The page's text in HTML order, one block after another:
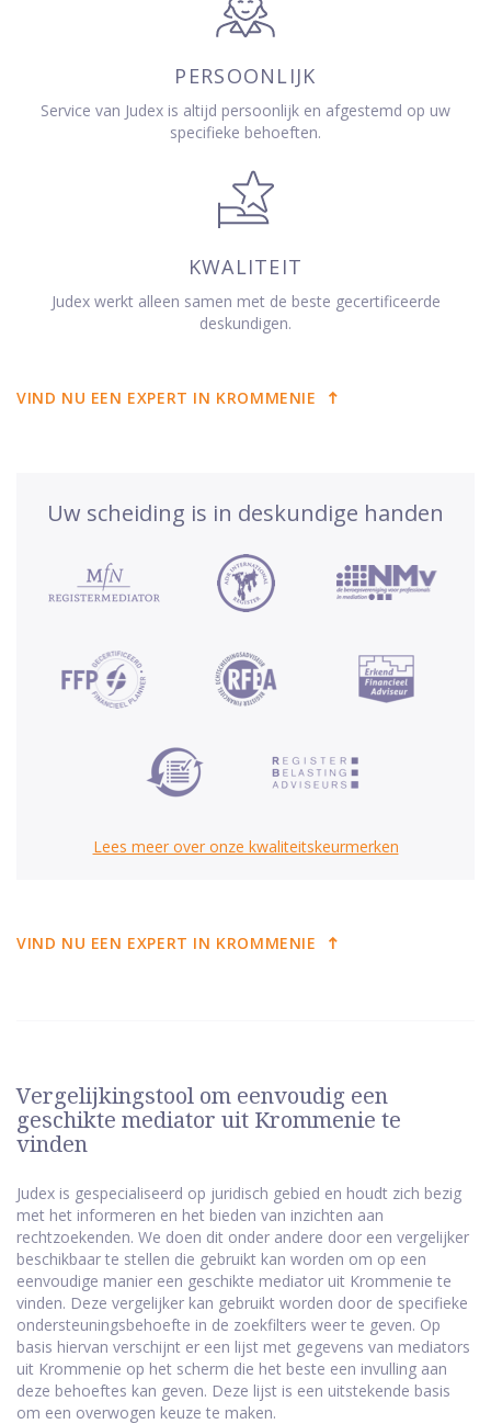
PERSOONLIJK
Service van Judex is altijd persoonlijk en afgestemd op uw
specifieke behoeften.
KWALITEIT
Judex werkt alleen samen met de beste gecertificeerde
deskundigen.
VIND NU EEN EXPERT IN KROMMENIE
Uw scheiding is in deskundige handen
Lees meer over onze kwaliteitskeurmerken
VIND NU EEN EXPERT IN KROMMENIE
Vergelijkingstool om eenvoudig een
geschikte mediator uit Krommenie te
vinden
Judex is gespecialiseerd op juridisch gebied en houdt zich bezig
met het informeren en het bieden van inzichten aan
rechtzoekenden. We doen dit onder andere door een vergelijker
beschikbaar te stellen die gebruikt kan worden om op een
eenvoudige manier een geschikte mediator uit Krommenie te
vinden. Deze vergelijker kan gebruikt worden door de specifieke
ondersteuningsbehoefte in de zoekfilters weer te geven. Op
basis hiervan verschijnt er een lijst met gegevens van mediators
uit Krommenie op het scherm die het beste een invulling aan
deze behoeftes kan geven. Deze lijst is een uitstekende basis
om een overwogen keuze te maken.